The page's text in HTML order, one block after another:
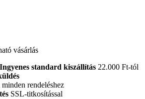
vásárlás
standard kiszállítás 22.000 Ft-tól
rendeléshez
SSL-titkosítással